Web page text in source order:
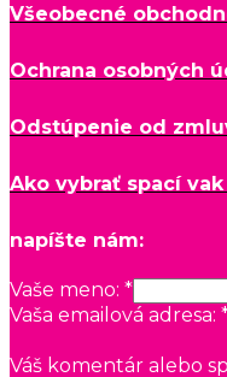
Všeobecné
Ochrana osobných
Odstúpenie od
Ako vybrať spací vak
napíšte nám:
Vaše meno: *
Vaša emailová adresa:
Váš komentár alebo